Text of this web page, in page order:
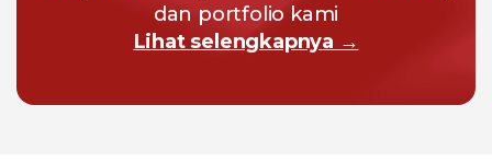
dan portfolio kami
Lihat selengkapnya →